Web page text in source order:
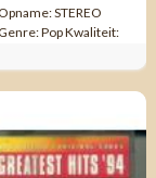
STEREO
Pop Kwaliteit: